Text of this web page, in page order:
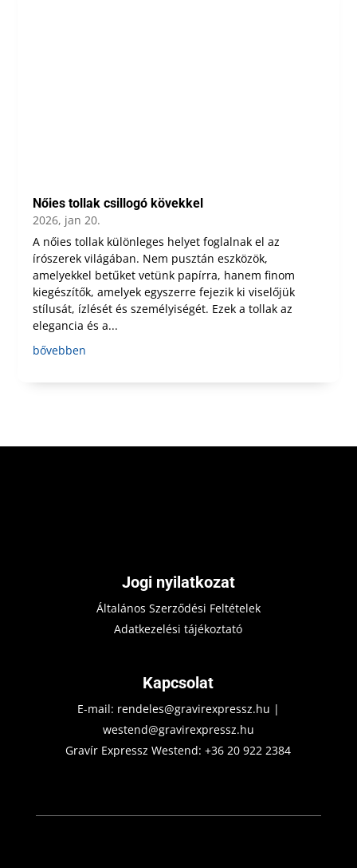
Nőies tollak csillogó kövekkel
2026, jan 20.
A nőies tollak különleges helyet foglalnak el az
írószerek világában. Nem pusztán eszközök,
amelyekkel betűket vetünk papírra, hanem finom
kiegészítők, amelyek egyszerre fejezik ki viselőjük
stílusát, ízlését és személyiségét. Ezek a tollak az
elegancia és a...
bővebben
Jogi nyilatkozat
Általános Szerződési Feltételek
Adatkezelési tájékoztató
Kapcsolat
E-mail: rendeles@gravirexpressz.hu |
westend@gravirexpressz.hu
Gravír Expressz Westend:+36 20 922 2384